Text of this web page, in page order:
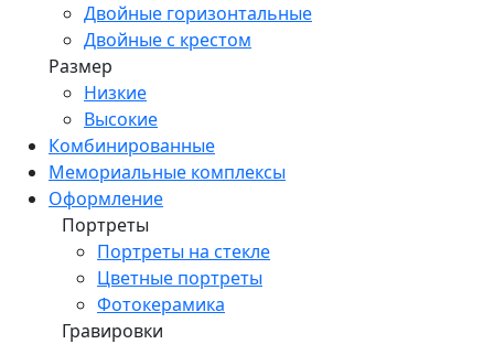
Двойные горизонтальные
Двойные с крестом
Размер
Низкие
Высокие
Комбинированные
Мемориальные комплексы
Оформление
Портреты
Портреты на стекле
Цветные портреты
Фотокерамика
Гравировки